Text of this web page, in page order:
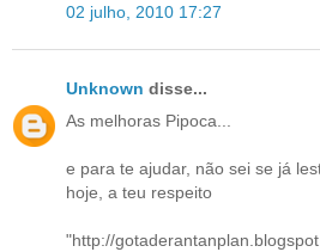
02 julho, 2010 17:27
Unknown disse...
As melhoras Pipoca...
e para te ajudar, não sei se já
hoje, a teu respeito
"http://